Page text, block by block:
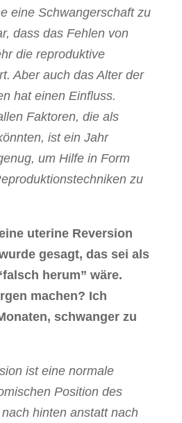
eine Schwangerschaft zu
dass das Fehlen von
die reproduktive
Aber auch das Alter der
hat einen Einfluss.
Faktoren, die als
ist ein Jahr
um Hilfe in Form
zu
uterine Reversion
gesagt, das sei als
herum” wäre.
machen? Ich
schwanger zu
ist eine normale
Position des
hinten anstatt nach